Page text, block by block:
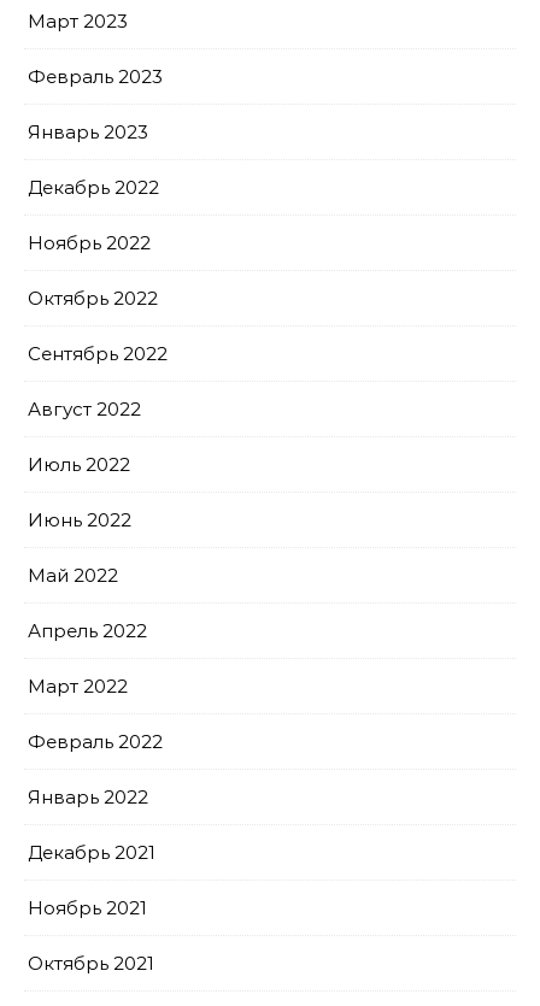
Март 2023
Февраль 2023
Январь 2023
Декабрь 2022
Ноябрь 2022
Октябрь 2022
Сентябрь 2022
Август 2022
Июль 2022
Июнь 2022
Май 2022
Апрель 2022
Март 2022
Февраль 2022
Январь 2022
Декабрь 2021
Ноябрь 2021
Октябрь 2021